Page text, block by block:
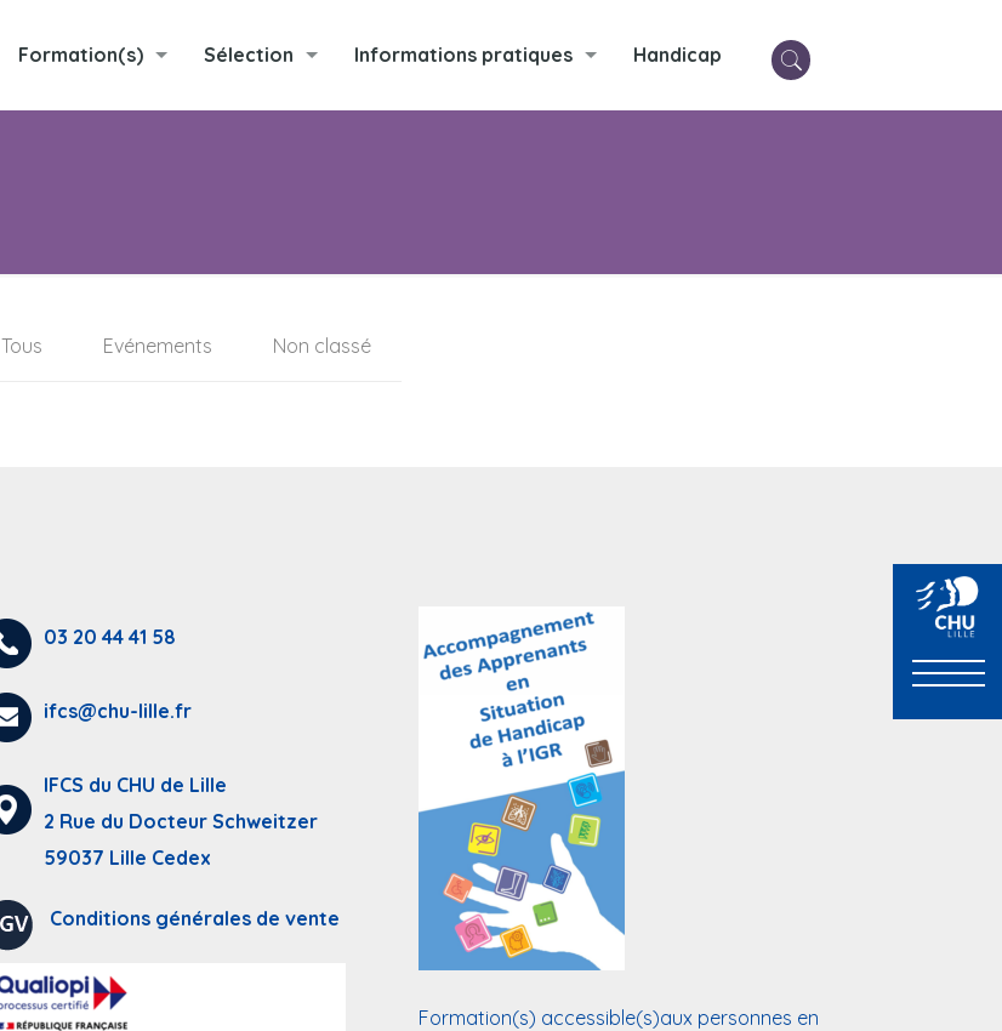
Formation(s) Sélection Informations pratiques Handicap
Tous Evénements Non classé
03 20 44 41 58
ifcs@chu-lille.fr
IFCS du CHU de Lille
2 Rue du Docteur Schweitzer
59037 Lille Cedex
Conditions générales de vente
Formation(s) accessible(s)aux personnes en